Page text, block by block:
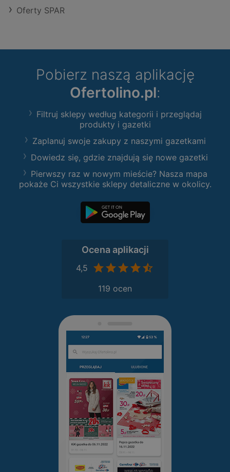
Oferty SPAR
Pobierz naszą aplikację
Ofertolino.pl:
Filtruj sklepy według kategorii i przeglądaj
produkty i gazetki
Zaplanuj swoje zakupy z naszymi gazetkami
Dowiedz się, gdzie znajdują się nowe gazetki
Pierwszy raz w nowym mieście? Nasza mapa
pokaże Ci wszystkie sklepy detaliczne w okolicy.
Ocena aplikacji
4,5
119 ocen